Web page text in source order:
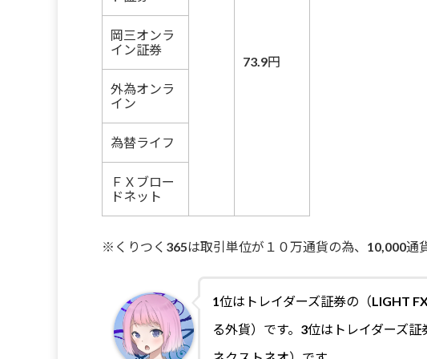
73.9円
岡三オンラ
イン証券
外為オンラ
イン
為替ライフ
ＦＸブロー
ドネット
※くりつく365は取引単位が１０万通貨の為、10,000通
1位はトレイダーズ証券の（LIGHT
る外貨）です。3位はトレイダーズ